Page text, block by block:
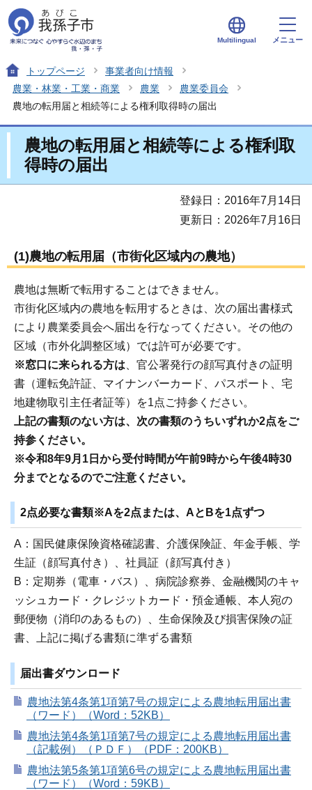
Multilingual メニュー
トップページ
事業者向け情報
農業・林業・工業・商業
農業
農業委員会
農地の転用届と相続等による権利取得時の届出
農地の転用届と相続等による権利取
得時の届出
登録日：2016年7月14日
更新日：2026年7月16日
(1)農地の転用届（市街化区域内の農地）
農地は無断で転用することはできません。
市街化区域内の農地を転用するときは、次の届出書様式
により農業委員会へ届出を行なってください。その他の
区域（市外化調整区域）では許可が必要です。
※窓口に来られる方は 、官公署発行の顔写真付きの証明
書（運転免許証、マイナンバーカード、パスポート、宅
地建物取引主任者証等）を1点ご持参ください。
上記の書類のない方は、次の書類のうちいずれか2点をご
持参ください。
※令和8年9月1日から受付時間が午前9時から午後4時30
分までとなるのでご注意ください。
2点必要な書類※Aを2点または、AとBを1点ずつ
A：国民健康保険資格確認書、介護保険証、年金手帳、学
生証（顔写真付き）、社員証（顔写真付き）
B：定期券（電車・バス）、病院診察券、金融機関のキャ
ッシュカード・クレジットカード・預金通帳、本人宛の
郵便物（消印のあるもの）、生命保険及び損害保険の証
書、上記に掲げる書類に準ずる書類
届出書ダウンロード
農地法第4条第1項第7号の規定による農地転用届出書
（ワード）（Word：52KB）
農地法第4条第1項第7号の規定による農地転用届出書
（記載例）（ＰＤＦ）（PDF：200KB）
農地法第5条第1項第6号の規定による農地転用届出書
（ワード）（Word：59KB）